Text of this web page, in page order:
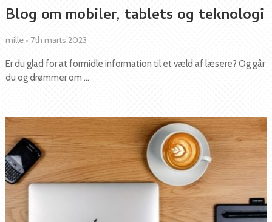
Blog om mobiler, tablets og teknologi
mille • 7th marts 2023
Er du glad for at formidle information til et væld af læsere? Og går
du og drømmer om …